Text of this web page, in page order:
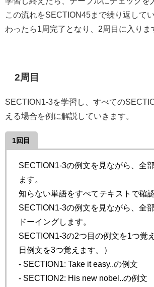
この流れをSECTION45まで繰り返して
わったら1周完了となり、2周目に入りま
2周目
SECTION1-3を学習し、すべての
える場合を例に解説していきます。
1回目
SECTION1-3の例文を見ながら、全
ます。
知らない単語をすべてテキストで確
SECTION1-3の例文を見ながら、全
ドーイングします。
SECTION1-3の2つ目の例文を1つ覚
日例文を3つ覚えます。）
- SECTION1: Take it easy..の例文
- SECTION2: His new nobel..の例文